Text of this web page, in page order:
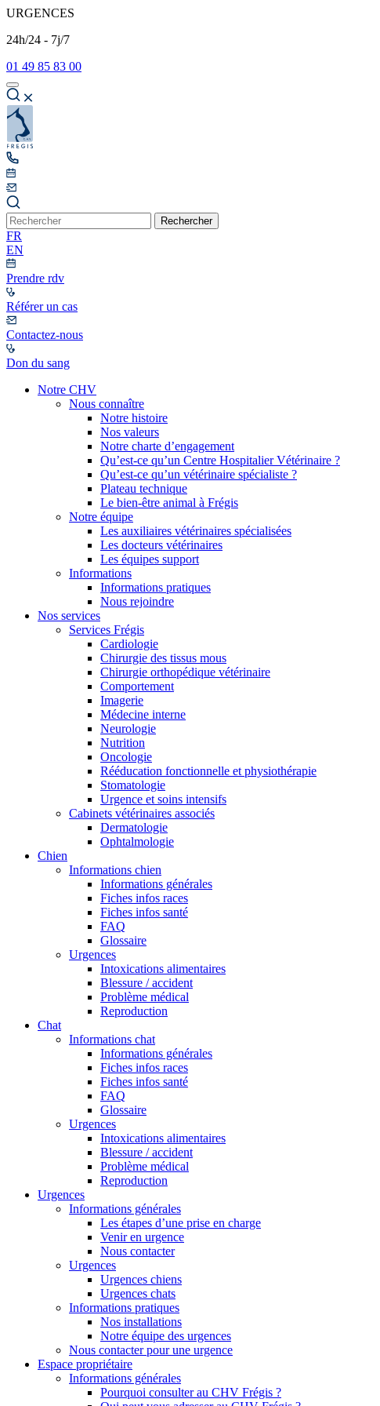
URGENCES
24h/24 - 7j/7
01 49 85 83 00
Rechercher
FR
EN
Prendre rdv
Référer un cas
Contactez-nous
Don du sang
Notre CHV
Nous connaître
Notre histoire
Nos valeurs
Notre charte d’engagement
Qu’est-ce qu’un Centre Hospitalier Vétérinaire ?
Qu’est-ce qu’un vétérinaire spécialiste ?
Plateau technique
Le bien-être animal à Frégis
Notre équipe
Les auxiliaires vétérinaires spécialisées
Les docteurs vétérinaires
Les équipes support
Informations
Informations pratiques
Nous rejoindre
Nos services
Services Frégis
Cardiologie
Chirurgie des tissus mous
Chirurgie orthopédique vétérinaire
Comportement
Imagerie
Médecine interne
Neurologie
Nutrition
Oncologie
Rééducation fonctionnelle et physiothérapie
Stomatologie
Urgence et soins intensifs
Cabinets vétérinaires associés
Dermatologie
Ophtalmologie
Chien
Informations chien
Informations générales
Fiches infos races
Fiches infos santé
FAQ
Glossaire
Urgences
Intoxications alimentaires
Blessure / accident
Problème médical
Reproduction
Chat
Informations chat
Informations générales
Fiches infos races
Fiches infos santé
FAQ
Glossaire
Urgences
Intoxications alimentaires
Blessure / accident
Problème médical
Reproduction
Urgences
Informations générales
Les étapes d’une prise en charge
Venir en urgence
Nous contacter
Urgences
Urgences chiens
Urgences chats
Informations pratiques
Nos installations
Notre équipe des urgences
Nous contacter pour une urgence
Espace propriétaire
Informations générales
Pourquoi consulter au CHV Frégis ?